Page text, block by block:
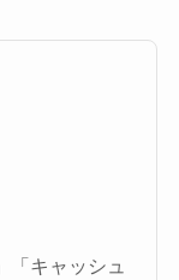
「キャッシュ